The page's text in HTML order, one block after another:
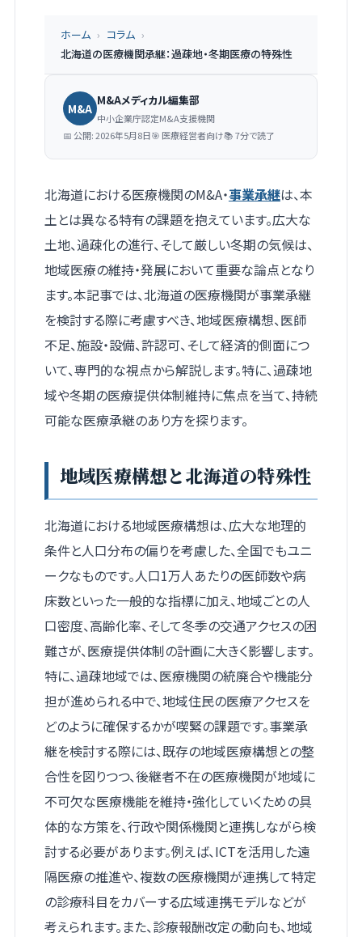
ホーム › コラム ›
北海道の医療機関承継：過疎地・冬期医療の特殊性
M&A
M&Aメディカル編集部
中小企業庁認定M&A支援機関
📅 公開: 2026年5月8日🎯 医療経営者向け📚 7分で読了
北海道における医療機関のM&A・事業承継は、本
土とは異なる特有の課題を抱えています。広大な
土地、過疎化の進行、そして厳しい冬期の気候は、
地域医療の維持・発展において重要な論点となり
ます。本記事では、北海道の医療機関が事業承継
を検討する際に考慮すべき、地域医療構想、医師
不足、施設・設備、許認可、そして経済的側面につ
いて、専門的な視点から解説します。特に、過疎地
域や冬期の医療提供体制維持に焦点を当て、持続
可能な医療承継のあり方を探ります。
地域医療構想と北海道の特殊性
北海道における地域医療構想は、広大な地理的
条件と人口分布の偏りを考慮した、全国でもユニ
ークなものです。人口1万人あたりの医師数や病
床数といった一般的な指標に加え、地域ごとの人
口密度、高齢化率、そして冬季の交通アクセスの困
難さが、医療提供体制の計画に大きく影響します。
特に、過疎地域では、医療機関の統廃合や機能分
担が進められる中で、地域住民の医療アクセスを
どのように確保するかが喫緊の課題です。事業承
継を検討する際には、既存の地域医療構想との整
合性を図りつつ、後継者不在の医療機関が地域に
不可欠な医療機能を維持・強化していくための具
体的な方策を、行政や関係機関と連携しながら検
討する必要があります。例えば、ICTを活用した遠
隔医療の推進や、複数の医療機関が連携して特定
の診療科目をカバーする広域連携モデルなどが
考えられます。また、診療報酬改定の動向も、地域